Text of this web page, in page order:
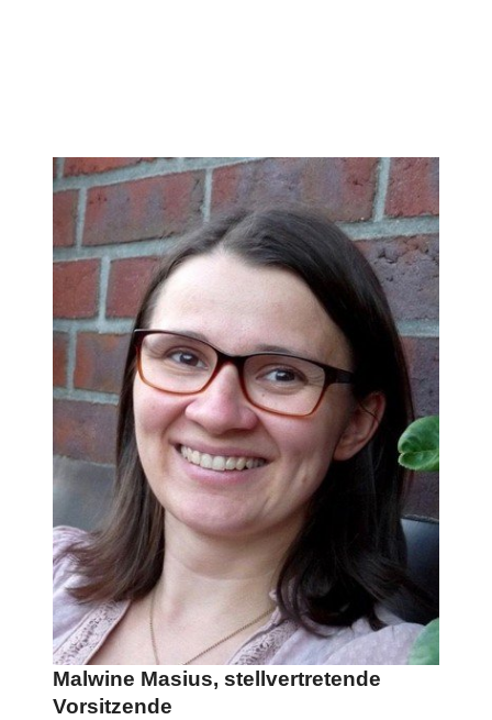
Malwine Masius, stellvertretende
Vorsitzende